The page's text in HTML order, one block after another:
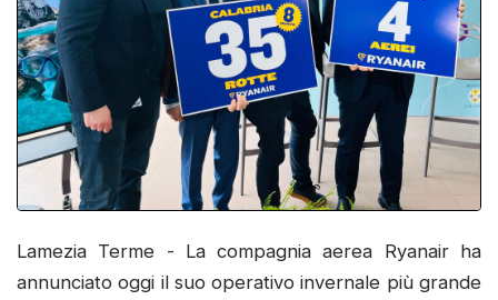
Lamezia Terme - La compagnia aerea Ryanair ha
annunciato oggi il suo operativo invernale più grande